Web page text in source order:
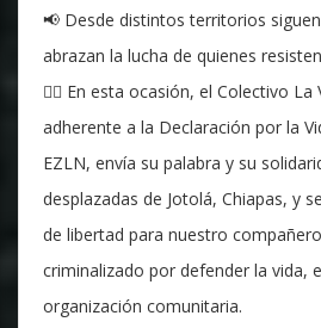
📢 Desde distintos territorios
abrazan la lucha de quienes
❤️‍🔥 En esta ocasión, el Colectivo La
adherente a la Declaración por la
EZLN, envía su palabra y su
desplazadas de Jotolá, Chiapas, y
de libertad para nuestro
criminalizado por defender la vida,
organización comunitaria.